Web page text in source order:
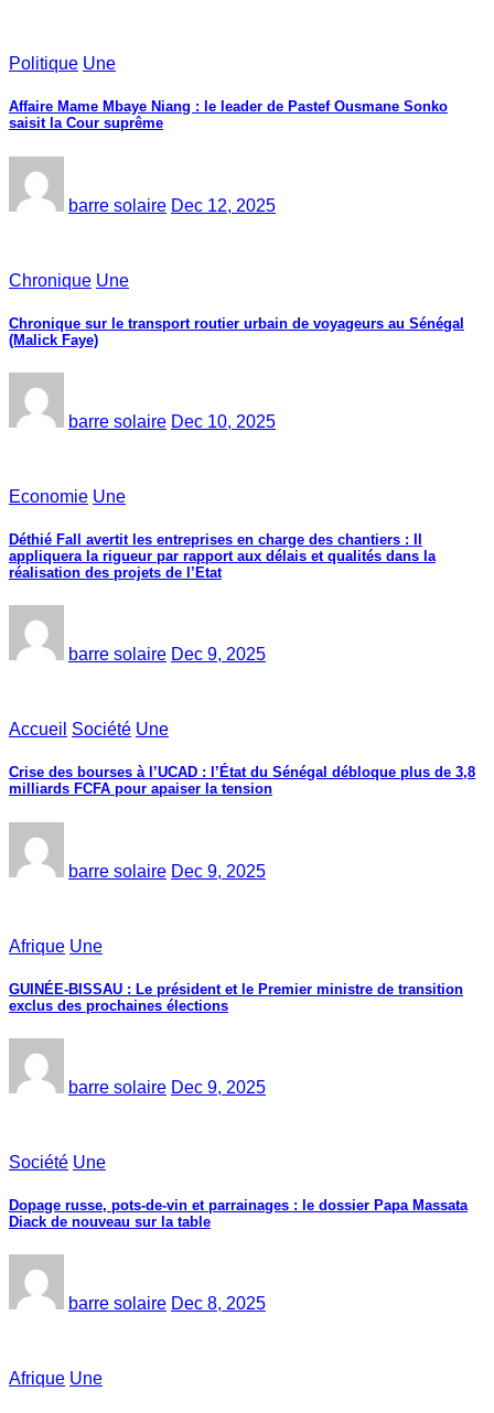
Politique Une
Affaire Mame Mbaye Niang : le leader de Pastef Ousmane Sonko
saisit la Cour suprême
barre solaire Dec 12, 2025
Chronique Une
Chronique sur le transport routier urbain de voyageurs au Sénégal
(Malick Faye)
barre solaire Dec 10, 2025
Economie Une
Déthié Fall avertit les entreprises en charge des chantiers : Il
appliquera la rigueur par rapport aux délais et qualités dans la
réalisation des projets de l’Etat
barre solaire Dec 9, 2025
Accueil Société Une
Crise des bourses à l’UCAD : l’État du Sénégal débloque plus de 3,8
milliards FCFA pour apaiser la tension
barre solaire Dec 9, 2025
Afrique Une
GUINÉE-BISSAU : Le président et le Premier ministre de transition
exclus des prochaines élections
barre solaire Dec 9, 2025
Société Une
Dopage russe, pots-de-vin et parrainages : le dossier Papa Massata
Diack de nouveau sur la table
barre solaire Dec 8, 2025
Afrique Une